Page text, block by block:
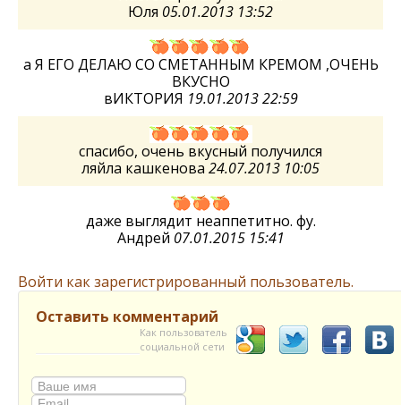
Юля 05.01.2013 13:52
а Я ЕГО ДЕЛАЮ СО СМЕТАННЫМ КРЕМОМ ,ОЧЕНЬ
ВКУСНО
вИКТОРИЯ 19.01.2013 22:59
спасибо, очень вкусный получился
ляйла кашкенова 24.07.2013 10:05
даже выглядит неаппетитно. фу.
Андрей 07.01.2015 15:41
Войти как зарегистрированный пользователь.
Оставить комментарий
Как пользователь
социальной сети